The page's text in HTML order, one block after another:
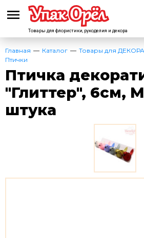
Товары для флористики, рукоделия и декора
Главная Каталог Товары для ДЕКОРА
Птички
Птичка
"Глиттер", 6см,
штука